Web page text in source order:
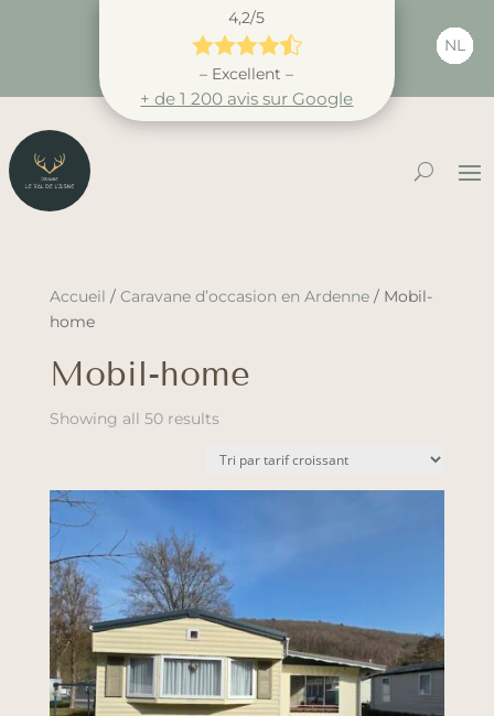
4,2/5

– Excellent –
+ de 1 200 avis sur Google
NL
Accueil / Caravane d’occasion en Ardenne/ Mobil-
home
Mobil-home
Showing all 50 resultsSorted
price: